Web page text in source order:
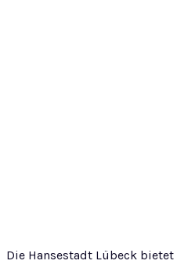
Die Hansestadt Lübeck